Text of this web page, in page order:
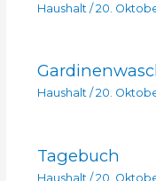
Haushalt /20.
Haushalt/ 20.
Tagebuch
Haushalt/ 20.